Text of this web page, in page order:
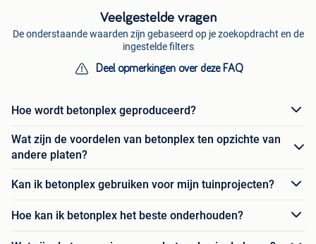
Veelgestelde vragen
De onderstaande waarden zijn gebaseerd op je zoekopdracht en de
ingestelde filters
Deel opmerkingen over deze FAQ
Hoe wordt betonplex geproduceerd?
Wat zijn de voordelen van betonplex ten opzichte van
andere platen?
Kan ik betonplex gebruiken voor mijn tuinprojecten?
Hoe kan ik betonplex het beste onderhouden?